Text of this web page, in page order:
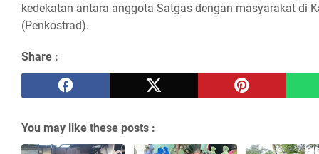
kedekatan antara anggota Satgas dengan masyarakat di
(Penkostrad).
Share :
You may like these posts :